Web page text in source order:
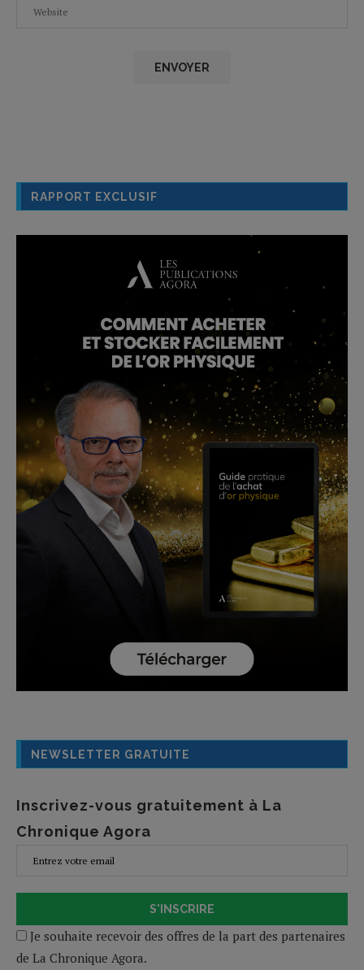
RAPPORT EXCLUSIF
NEWSLETTER GRATUITE
Inscrivez-vous gratuitement à La
Chronique Agora
S'INSCRIRE
Je souhaite recevoir des offres de la part des partenaires
de La Chronique Agora.